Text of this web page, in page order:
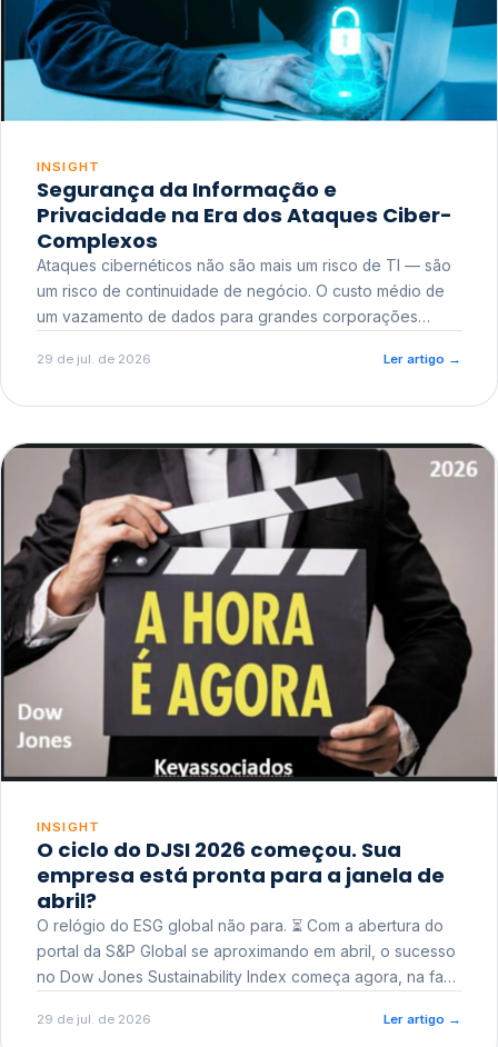
INSIGHT
Segurança da Informação e
Privacidade na Era dos Ataques Ciber-
Complexos
Ataques cibernéticos não são mais um risco de TI — são
um risco de continuidade de negócio. O custo médio de
um vazamento de dados para grandes corporações
reputacional e o risco regulatório junto a órgãos como a
29 de jul. de 2026 Ler artigo →
INSIGHT
O ciclo do DJSI 2026 começou. Sua
empresa está pronta para a janela de
abril?
O relógio do ESG global não para. ⏳ Com a abertura do
portal da S&P Global se aproximando em abril, o sucesso
no Dow Jones Sustainability Index começa agora, na fase
29 de jul. de 2026 Ler artigo →